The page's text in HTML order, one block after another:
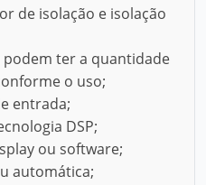
de isolação e isolação
podem ter a quantidade
o uso;
entrada;
DSP;
ou software;
automática;